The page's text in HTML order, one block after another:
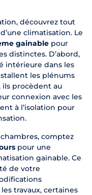
découvreztout
climatisation. Le
gainablepour
distinctes. D’abord,
intérieure dans les
les plénums
ils procèdent au
connexion avec les
à l’isolation pour
comptez
pour une
gainable. Ce
de votre
travaux, certaines